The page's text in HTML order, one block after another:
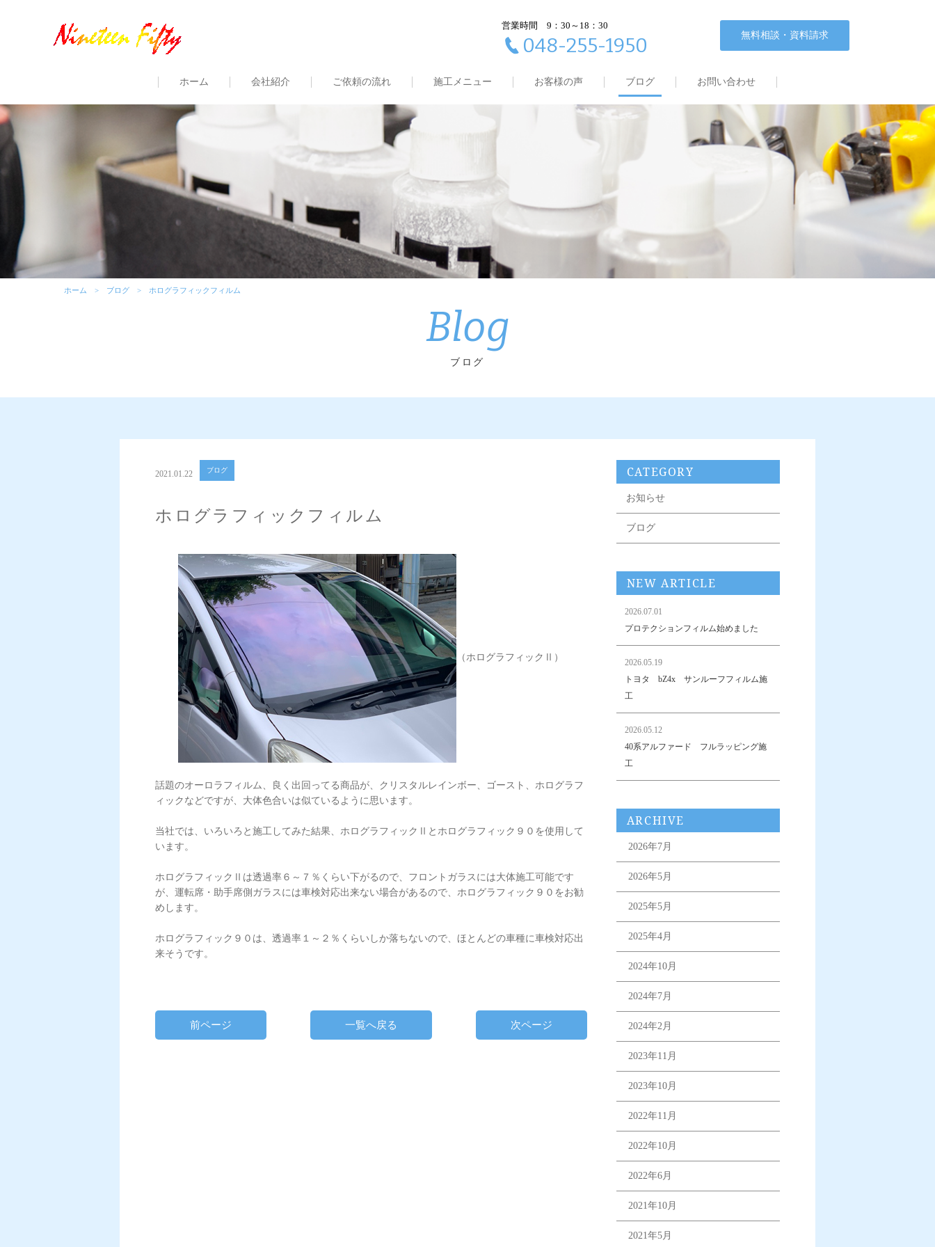
営業時間 9：30～18：30
048-255-1950 無料相談・資料請求
ホーム 会社紹介 ご依頼の流れ 施工メニュー お客様の声 ブログ お問い合わせ
ホーム ブログ ホログラフィックフィルム
Blog
ブログ
2021.01.22 ブログ
ホログラフィックフィルム
（ホログラフィックⅡ）
話題のオーロラフィルム、良く出回ってる商品が、クリスタルレインボー、ゴースト、ホログラフ
ィックなどですが、大体色合いは似ているように思います。
当社では、いろいろと施工してみた結果、ホログラフィックⅡとホログラフィック９０を使用して
います。
ホログラフィックⅡは透過率６～７％くらい下がるので、フロントガラスには大体施工可能です
が、運転席・助手席側ガラスには車検対応出来ない場合があるので、ホログラフィック９０をお勧
めします。
ホログラフィック９０は、透過率１～２％くらいしか落ちないので、ほとんどの車種に車検対応出
来そうです。
前ページ 一覧へ戻る 次ページ
CATEGORY
お知らせ
ブログ
NEW ARTICLE
2026.07.01
プロテクションフィルム始めました
2026.05.19
トヨタ bZ4x サンルーフフィルム施
工
2026.05.12
40系アルファード フルラッピング施
工
ARCHIVE
2026年7月
2026年5月
2025年5月
2025年4月
2024年10月
2024年7月
2024年2月
2023年11月
2023年10月
2022年11月
2022年10月
2022年6月
2021年10月
2021年5月